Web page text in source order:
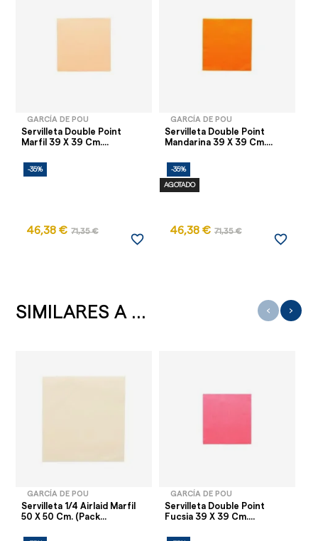
GARCÍA DE POU
Servilleta Double Point
Marfil 39 X 39 Cm....
-35%
46,38 € 71,35 €
favorite_border
GARCÍA DE POU
Servilleta Double Point
Mandarina 39 X 39 Cm....
-35%
AGOTADO
46,38 € 71,35 €
favorite_border
SIMILARES A ...
GARCÍA DE POU
Servilleta 1/4 Airlaid Marfil
50 X 50 Cm. (Pack...
GARCÍA DE POU
Servilleta Double Point
Fucsia 39 X 39 Cm....
‹ ›